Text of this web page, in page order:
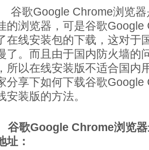
歌Google Chrome浏览器
的浏览器，可是谷歌
在线安装包的下载，这对于
了。而且由于国内防火墙的
所以在线安装版不适合国内
分享下如何下载谷歌
安装版的方法。
谷歌Google Chrome浏览
址：